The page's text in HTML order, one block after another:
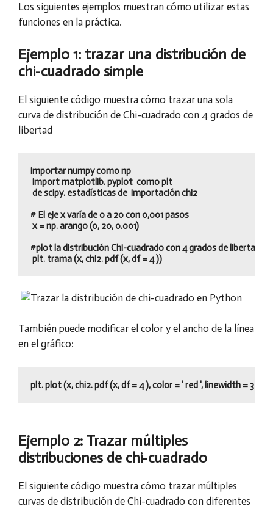
Los siguientes ejemplos muestran cómo utilizar estas
funciones en la práctica.
Ejemplo 1: trazar una distribución de
chi-cuadrado simple
El siguiente código muestra cómo trazar una sola
curva de distribución de Chi-cuadrado con 4 grados de
libertad
importar numpy como np
import matplotlib. pyplot  como plt
de scipy. estadísticas de  importación chi2
# El eje x varía de 0 a 20 con 0,001 pasos
x = np. arango (0, 20, 0.001)
#plot la distribución Chi-cuadrado con 4 grados de libertad
plt. trama (x, chi2. pdf (x, df = 4 ))
También puede modificar el color y el ancho de la línea
en el gráfico:
plt. plot (x, chi2. pdf (x, df = 4 ), color = ' red ', linewidth = 3 )
Ejemplo 2: Trazar múltiples
distribuciones de chi-cuadrado
El siguiente código muestra cómo trazar múltiples
curvas de distribución de Chi-cuadrado con diferentes